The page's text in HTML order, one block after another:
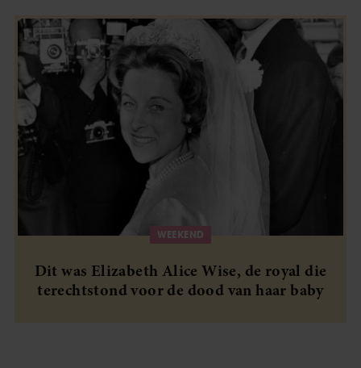
WEEKEND
Dit was Elizabeth Alice Wise, de royal die
terechtstond voor de dood van haar baby